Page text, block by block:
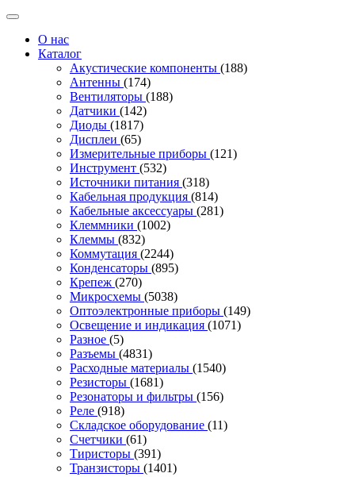
О нас
Каталог
Акустические компоненты (188)
Антенны (174)
Вентиляторы (188)
Датчики (142)
Диоды (1817)
Дисплеи (65)
Измерительные приборы (121)
Инструмент (532)
Источники питания (318)
Кабельная продукция (814)
Кабельные аксессуары (281)
Клеммники (1002)
Клеммы (832)
Коммутация (2244)
Конденсаторы (895)
Крепеж (270)
Микросхемы (5038)
Оптоэлектронные приборы (149)
Освещение и индикация (1071)
Разное (5)
Разъемы (4831)
Расходные материалы (1540)
Резисторы (1681)
Резонаторы и фильтры (156)
Реле (918)
Складское оборудование (11)
Счетчики (61)
Тиристоры (391)
Транзисторы (1401)